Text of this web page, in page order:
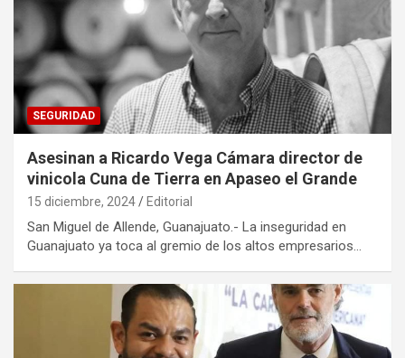
SEGURIDAD
Asesinan a Ricardo Vega Cámara director de
vinicola Cuna de Tierra en Apaseo el Grande
15 diciembre, 2024 Editorial
San Miguel de Allende, Guanajuato.- La inseguridad en
Guanajuato ya toca al gremio de los altos empresarios…